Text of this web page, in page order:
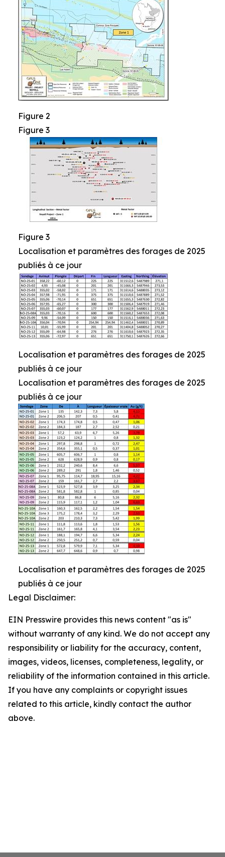
Figure 2
Figure 3
Figure 3
Localisation et paramètres des forages de 2025
publiés à ce jour
Localisation et paramètres des forages de 2025
publiés à ce jour
Localisation et paramètres des forages de 2025
publiés à ce jour
Localisation et paramètres des forages de 2025
publiés à ce jour
Legal Disclaimer:
EIN Presswire provides this news content "as is"
without warranty of any kind. We do not accept any
responsibility or liability for the accuracy, content,
images, videos, licenses, completeness, legality, or
reliability of the information contained in this article.
If you have any complaints or copyright issues
related to this article, kindly contact the author
above.